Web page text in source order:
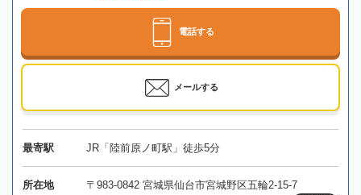
電話する
メールする
最寄駅 JR「陸前原ノ町駅」徒歩5分
所在地 〒983-0842 宮城県仙台市宮城野区五輪2-15-7